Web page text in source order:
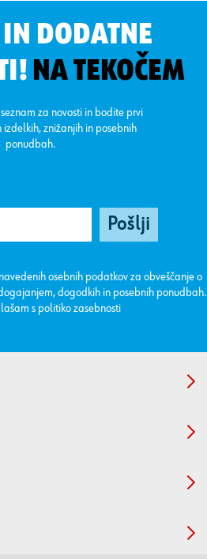
IN DODATNE
NA TEKOČEM
za novosti in bodite prvi
izdelkih, znižanjih in posebnih
ponudbah.
osebnih podatkov za obveščanje o
dogodkih in posebnih ponudbah.
s politiko zasebnosti